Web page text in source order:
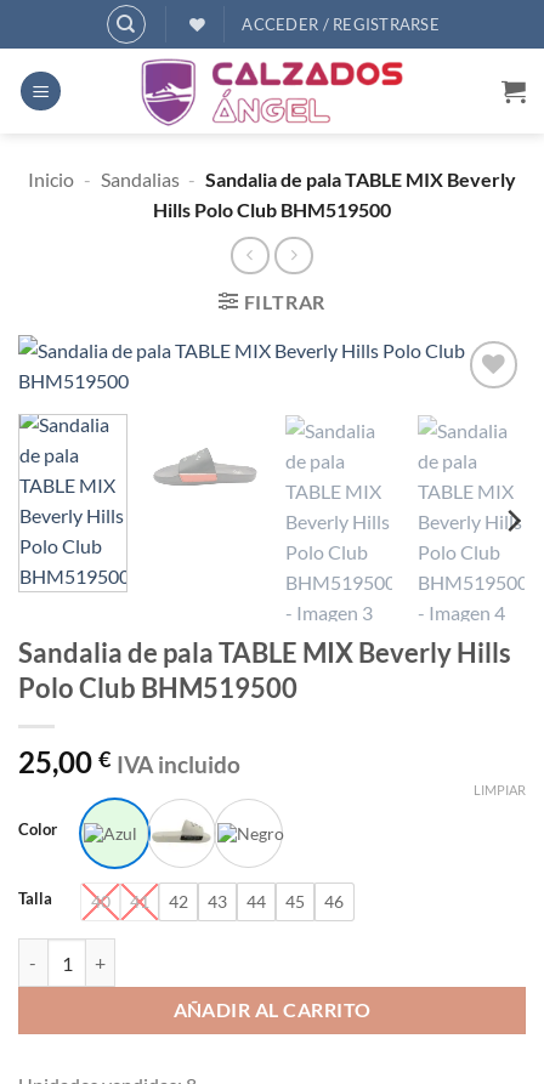
al
contenido
ACCEDER / REGISTRARSE
Inicio - Sandalias - Sandalia de pala TABLE MIX Beverly
Hills Polo Club BHM519500
FILTRAR
AÑADIR
A
DESEOS
Sandalia de pala TABLE MIX Beverly Hills
Polo Club BHM519500
25,00 € IVA incluido
Color
Talla 40 41 42 43 44 45 46
LIMPIAR
AÑADIR AL CARRITO